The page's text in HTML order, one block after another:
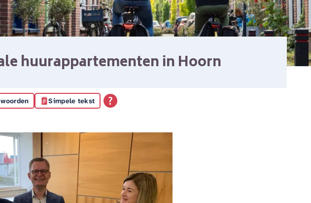
huurappartementen in Hoorn
Simpele tekst